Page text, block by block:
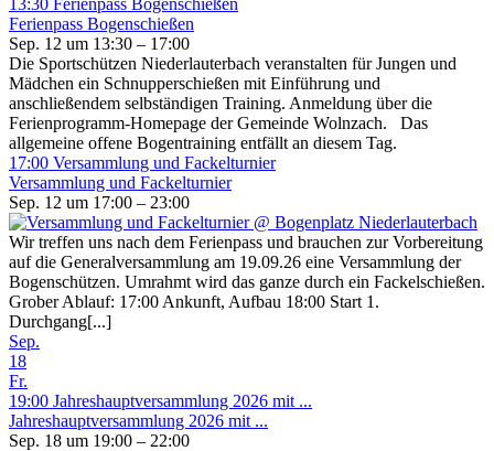
Ferienpass Bogenschießen
Sep. 12 um 13:30 – 17:00
Die Sportschützen Niederlauterbach veranstalten für Jungen und
Mädchen ein Schnupperschießen mit Einführung und
anschließendem selbständigen Training. Anmeldung über die
Ferienprogramm-Homepage der Gemeinde Wolnzach. Das
allgemeine offene Bogentraining entfällt an diesem Tag.
17:00 Versammlung und Fackelturnier
Versammlung und Fackelturnier
Sep. 12 um 17:00 – 23:00
Wir treffen uns nach dem Ferienpass und brauchen zur Vorbereitung
auf die Generalversammlung am 19.09.26 eine Versammlung der
Bogenschützen. Umrahmt wird das ganze durch ein Fackelschießen.
Grober Ablauf: 17:00 Ankunft, Aufbau 18:00 Start 1.
Durchgang[...]
Sep.
18
Fr.
19:00 Jahreshauptversammlung 2026 mit ...
Jahreshauptversammlung 2026 mit ...
Sep. 18 um 19:00 – 22:00